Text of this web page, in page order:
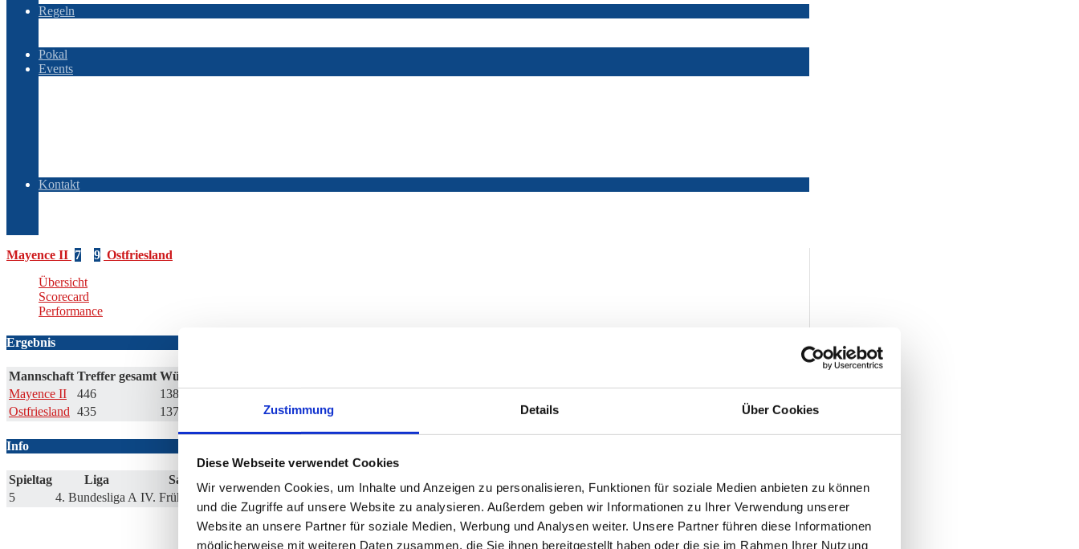
Zustimmung Details Über Cookies
Diese Webseite verwendet Cookies
Wir verwenden Cookies, um Inhalte und Anzeigen zu personalisieren, Funktionen für soziale Medien anbieten zu können
und die Zugriffe auf unsere Website zu analysieren. Außerdem geben wir Informationen zu Ihrer Verwendung unserer
Website an unsere Partner für soziale Medien, Werbung und Analysen weiter. Unsere Partner führen diese Informationen
möglicherweise mit weiteren Daten zusammen, die Sie ihnen bereitgestellt haben oder die sie im Rahmen Ihrer Nutzung
Regeln
Pokal
Events
Kontakt
Mayence II 7 9 Ostfriesland
Übersicht
Scorecard
Performance
Ergebnis
Mannschaft Treffer gesamt Würfe gesamt
Mayence II
446 1380
Ostfriesland 435 1376 31.6 % -20
Info
Spieltag Liga Saison
Datum
5
4. Bundesliga A IV. Frühjahr 2022 21.03. - 03.04.2022